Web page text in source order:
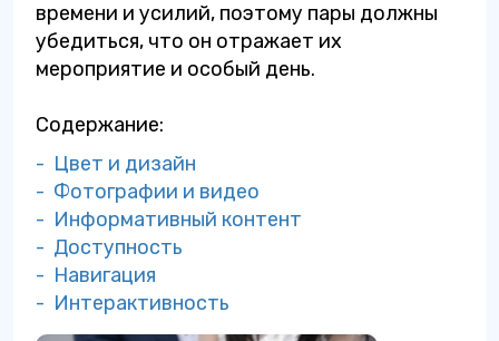
времени и усилий, поэтому пары должны
убедиться, что он отражает их
мероприятие и особый день.
Содержание:
- Цвет и дизайн
- Фотографии и видео
- Информативный контент
- Доступность
- Навигация
- Интерактивность